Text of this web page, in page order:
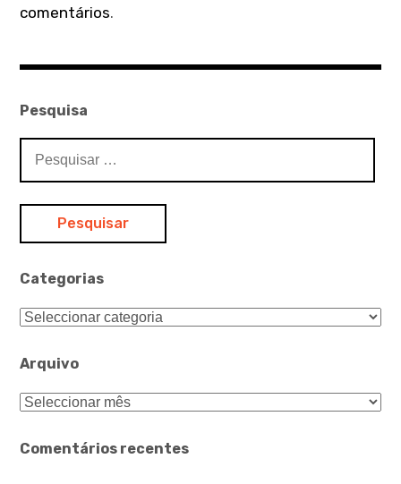
comentários.
Pesquisa
por:
Categorias
Categorias
Arquivo
Arquivo
Comentários recentes